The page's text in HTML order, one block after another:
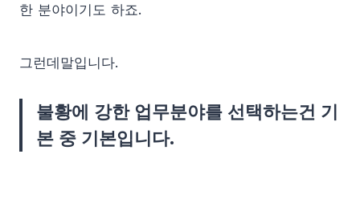
한 분야이기도 하죠.
그런데말입니다.
불황에 강한 업무분야를 선택하는건 기
본 중 기본입니다.